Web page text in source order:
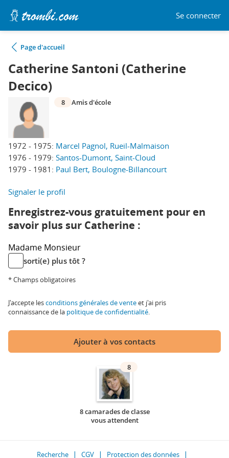
Se connecter
Page d'accueil
Catherine Santoni (Catherine
Decico)
1972 - 1975: Marcel Pagnol, Rueil-Malmaison
1976 - 1979: Santos-Dumont, Saint-Cloud
1979 - 1981: Paul Bert, Boulogne-Billancourt
8 Amis d'école
Signaler le profil
Enregistrez-vous gratuitement pour en
savoir plus sur Catherine :
Madame Monsieur
sorti(e) plus tôt ?
* Champs obligatoires
J'accepte lesconditions générales de venteet j'ai pris
connaissance de la politique de confidentialité.
Ajouter à vos contacts
8
8 camarades de classe
vous attendent
Recherche CGV Protection des données